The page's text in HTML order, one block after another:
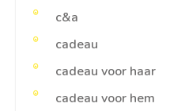
c&a
cadeau
cadeau voor haar
cadeau voor hem